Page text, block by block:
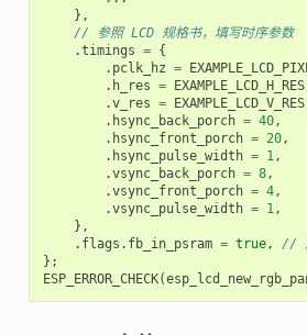
},
// 参照 LCD 规格书，填写时序参数
.timings = {
. pclk_hz =
. h_res = EXAMPLE_LCD_H_RES
.v_res = EXAMPLE_LCD_V_RES
. hsync_back_porch = 40,
. hsync_front_porch = 20,
. hsync_pulse_width = 1,
.vsync_back_porch = 8,
.vsync_front_porch = 4,
.vsync_pulse_width = 1,
},
. flags . fb_in_psram = true,
//
};
ESP_ERROR_CHECK(